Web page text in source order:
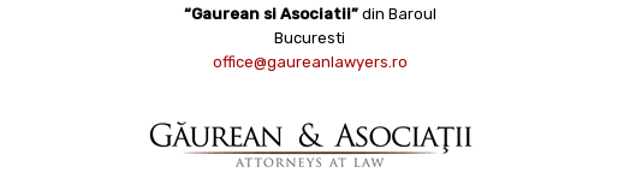
“Gaurean si Asociatii” din Baroul
Bucuresti
office@gaureanlawyers.ro